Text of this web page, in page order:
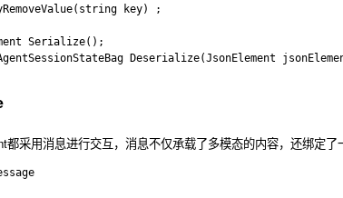
key) ;
Serialize();
Deserialize(JsonElement
都采用消息进行交互，消息不仅承载了多模态的内容，还绑定